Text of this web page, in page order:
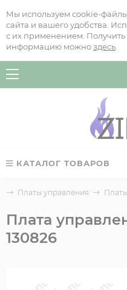
Мы используем cookie-
сайта и вашего удобства.
с их применением.
информацию можно здесь
КАТАЛОГ ТОВАРОВ
Платы управления Платы
Плата
130826